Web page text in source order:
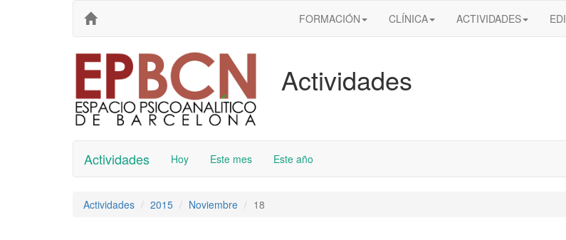
FORMACIÓN CLÍNICA ACTIVIDADES
Actividades
Actividades Hoy Este mes Este año
Actividades 2015 Noviembre 18